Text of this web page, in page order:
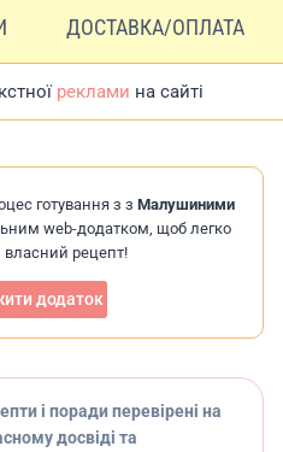
ДОСТАВКА/ОПЛАТА
реклами на сайті
готування з з Малушиними
web-додатком, щоб легко
власний рецепт!
додаток
і поради перевірені на
досвіді та